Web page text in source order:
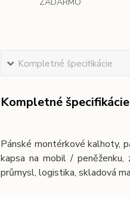
Kompletné špecifikácie
Kompletné špecifikácie
Pánské montérkové kalhoty,
kapsa na mobil /
průmysl, logistika, skladová